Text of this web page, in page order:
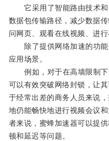
它采用了智能路由技术和
数据包传输路径，减少数据
问网页、观看在线视频、进行
除了提供网络加速的功能
应用场景。
例如，对于在高墙限制下
可以有效突破网络封锁，让
于经常出差的商务人员来说
地仍能畅快地进行视频会议
者来说，蜜蜂加速器可以提
顿和延迟等问题。